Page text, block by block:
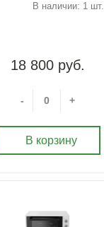
В наличии: 1 шт.
18 800 руб.
- +
В корзину